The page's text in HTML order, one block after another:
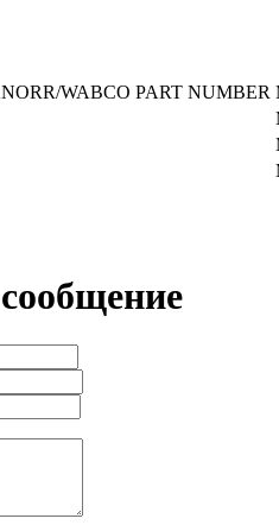
WABCO PART NUMBER